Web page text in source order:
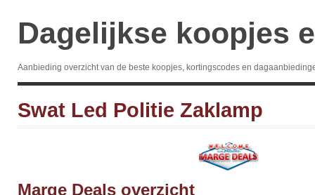
Dagelijkse koopjes
Aanbieding overzicht van de beste koopjes, kortingscodes en
Swat Led Politie Zaklamp
Marge Deals overzicht